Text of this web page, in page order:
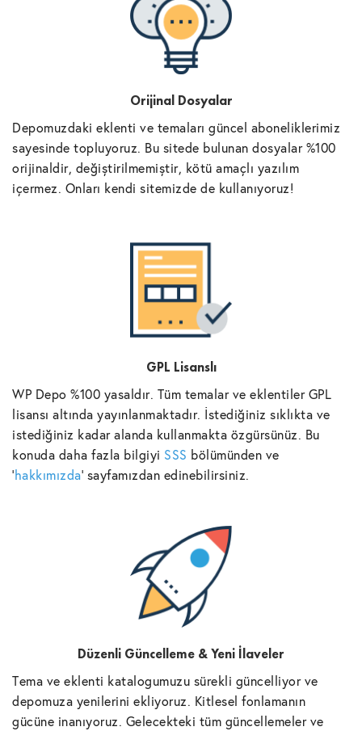
Orijinal Dosyalar
Depomuzdaki eklenti ve temaları güncel aboneliklerimiz
sayesinde topluyoruz. Bu sitede bulunan dosyalar %100
orijinaldir, değiştirilmemiştir, kötü amaçlı yazılım
içermez. Onları kendi sitemizde de kullanıyoruz!
GPL Lisanslı
WP Depo %100 yasaldır. Tüm temalar ve eklentiler GPL
lisansı altında yayınlanmaktadır. İstediğiniz sıklıkta ve
istediğiniz kadar alanda kullanmakta özgürsünüz. Bu
konuda daha fazla bilgiyi SSS bölümünden ve
'hakkımızda' sayfamızdan edinebilirsiniz.
Düzenli Güncelleme & Yeni İlaveler
Tema ve eklenti katalogumuzu sürekli güncelliyor ve
depomuza yenilerini ekliyoruz. Kitlesel fonlamanın
gücüne inanıyoruz. Gelecekteki tüm güncellemeler ve